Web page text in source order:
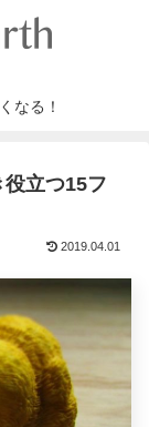
なる！
役立つ15フ
2019.04.01